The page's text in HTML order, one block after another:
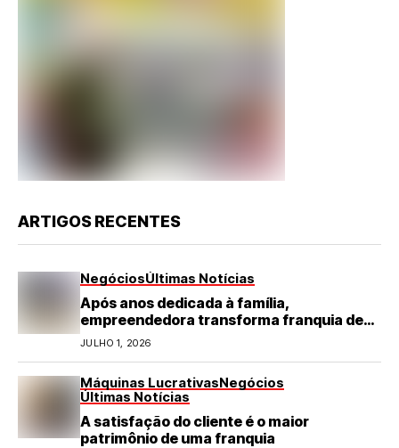
ARTIGOS RECENTES
NegóciosÚltimas Notícias
Após anos dedicada à família,
empreendedora transforma franquia de
turismo em negócio de destaque no RN
JULHO 1, 2026
Máquinas LucrativasNegócios
Últimas Notícias
A satisfação do cliente é o maior
patrimônio de uma franquia